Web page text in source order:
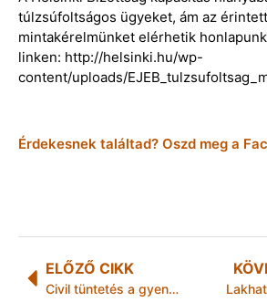
túlzsúfoltságos ügyeket, ám az
mintakérelmünket elérhetik
linken: http://helsinki.hu/wp-
content/uploads/
Érdekesnek találtad? Oszd meg a
ELŐZŐ CIKK
Civil tüntetés a gyenge párizsi klímamegállapodás-tervezet miatt